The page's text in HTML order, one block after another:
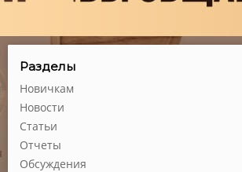
Реклама
Разделы
Новичкам
Новости
Статьи
Отчеты
Обсуждения